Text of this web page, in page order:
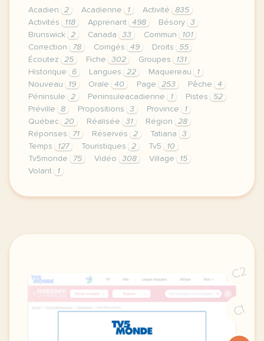
Acadien 2 Acadienne 1 Activité
835
Activités
118 Apprenant 498 Bésory
3
Brunswick
2 Canada 33 Commun
101
Correction
78 Corrigés 49 Droits
55
Écoutez
25 Fiche 302 Groupes
131
Historique
6 Langues 22 Maquereau
1
Nouveau
19 Orale 40 Page 253 Pêche
4
Péninsule
2 Peninsuleacadienne 1 Pistes
52
Préville
8 Propositions 3 Province
1
Québec
20 Réalisée 31 Région
28
Réponses
71 Réservés 2 Tatiana
3
Temps
127 Touristiques 2 Tv5
10
Tv5monde
75 Vidéo 308 Village
15
Volant
1
le respect de votre vie privee est une priorite
C2
C1